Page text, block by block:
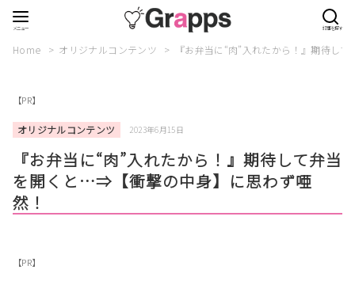
Home オリジナルコンテンツ 『お弁当に“肉”入れたから！』期待し
【PR】
オリジナルコンテンツ 2023年6月15日
『お弁当に“肉”入れたから！』期待して弁当
を開くと…⇒【衝撃の中身】に思わず唖
然！
【PR】